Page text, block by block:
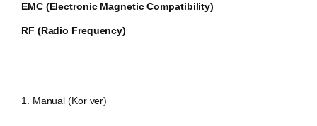
EMC (Electronic Magnetic Compatibility)
RF (Radio Frequency)
1. Manual (Kor ver)